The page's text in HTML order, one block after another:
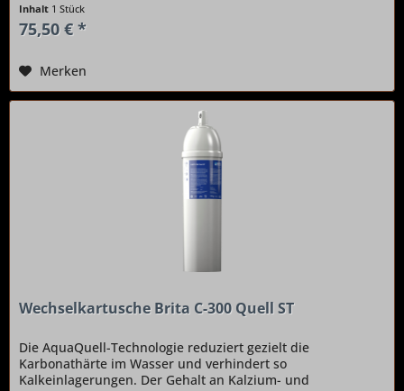
Inhalt 1 Stück
75,50 € *
Merken
Wechselkartusche Brita C-300 Quell ST
Die AquaQuell-Technologie reduziert gezielt die
Karbonathärte im Wasser und verhindert so
Kalkeinlagerungen. Der Gehalt an Kalzium- und